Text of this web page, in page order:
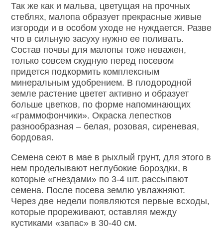
Так же как и мальва, цветущая на прочных
стеблях, малопа образует прекрасные живые
изгороди и в особом уходе не нуждается. Разве
что в сильную засуху нужно ее поливать.
Состав почвы для малопы тоже неважен,
только совсем скудную перед посевом
придется подкормить комплексным
минеральным удобрением. В плодородной
земле растение цветет активно и образует
больше цветков, по форме напоминающих
«граммофончики». Окраска лепестков
разнообразная – белая, розовая, сиреневая,
бордовая.
Семена сеют в мае в рыхлый грунт, для этого в
нем проделывают неглубокие бороздки, в
которые «гнездами» по 3-4 шт. рассыпают
семена. После посева землю увлажняют.
Через две недели появляются первые всходы,
которые прореживают, оставляя между
кустиками «запас» в 30-40 см.